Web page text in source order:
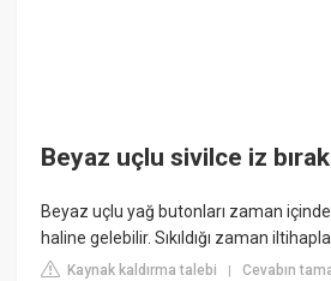
Beyaz uçlu sivilce iz
Beyaz uçlu yağ butonları zaman
haline gelebilir. Sıkıldığı zaman
Kaynak kaldırma talebi |Cevabın